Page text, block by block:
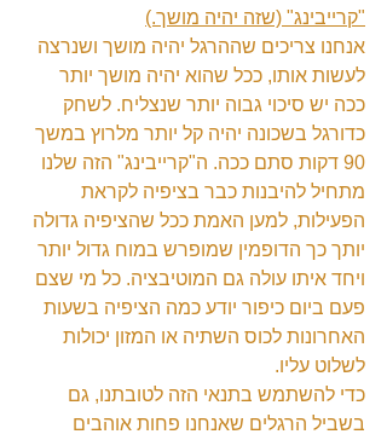
"קרייבינג" (שזה יהיה מושך.)
אנחנו צריכים שההרגל יהיה מושך ושנרצה
לעשות אותו, ככל שהוא יהיה מושך יותר
ככה יש סיכוי גבוה יותר שנצליח. לשחק
כדורגל בשכונה יהיה קל יותר מלרוץ במשך
90 דקות סתם ככה. ה"קרייבינג" הזה שלנו
מתחיל להיבנות כבר בציפיה לקראת
הפעילות, למען האמת ככל שהציפיה גדולה
יותך כך הדופמין שמופרש במוח גדול יותר
ויחד איתו עולה גם המוטיבציה. כל מי שצם
פעם ביום כיפור יודע כמה הציפיה בשעות
האחרונות לכוס השתיה או המזון יכולות
לשלוט עליו.
כדי להשתמש בתנאי הזה לטובתנו, גם
בשביל הרגלים שאנחנו פחות אוהבים